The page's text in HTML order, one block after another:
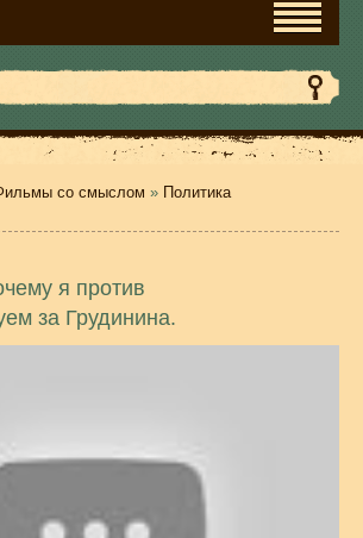
со смыслом » Политика
я против
за Грудинина.